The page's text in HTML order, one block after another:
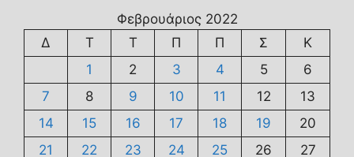
Φεβρουάριος 2022
Δ
Τ Τ Π Π Σ
Κ
1
2 3 4 5
6
7
8 9 10 11 12
13
14
15 16 17 18 19
20
21
22 23 24 25 26 27